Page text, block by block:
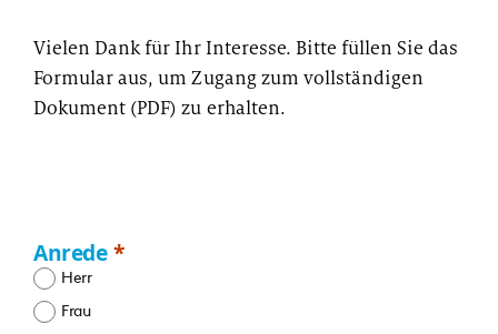
Vielen Dank für Ihr Interesse. Bitte füllen Sie das
Formular aus, um Zugang zum vollständigen
Dokument (PDF) zu erhalten.
Anrede
Herr
Frau